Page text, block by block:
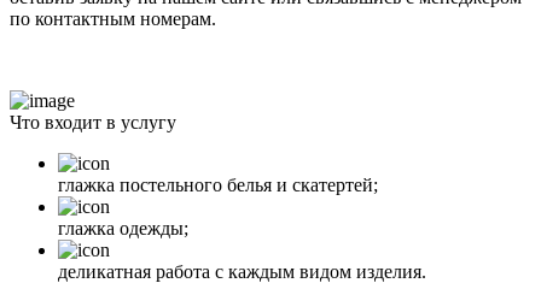
по контактным номерам.
Что входит в услугу
глажка постельного белья и скатертей;
глажка одежды;
деликатная работа с каждым видом изделия.